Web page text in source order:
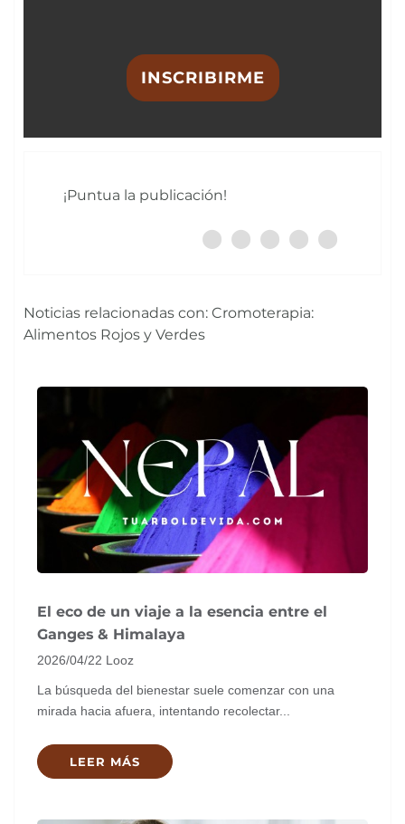
INSCRIBIRME
¡Puntua la publicación!
Noticias relacionadas con: Cromoterapia:
Alimentos Rojos y Verdes
El eco de un viaje a la esencia entre el
Ganges & Himalaya
2026/04/22 Looz
La búsqueda del bienestar suele comenzar con una
mirada hacia afuera, intentando recolectar...
LEER MÁS